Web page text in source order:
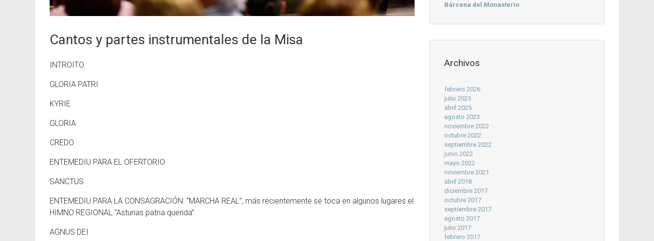
Cantos y partes instrumentales de la Misa
INTROITO
GLORIA PATRI
KYRIE
GLORIA
CREDO
ENTEMEDIU PARA EL OFERTORIO
SANCTUS
ENTEMEDIU PARA LA CONSAGRACIÓN: “MARCHA REAL”, más recientemente se toca en algunos lugares el
HIMNO REGIONAL “Asturias patria querida”
AGNUS DEI
Bárcena del Monasterio
Archivos
febrero 2026
julio 2025
abril 2025
agosto 2023
noviembre 2022
octubre 2022
septiembre 2022
junio 2022
mayo 2022
noviembre 2021
abril 2018
diciembre 2017
octubre 2017
septiembre 2017
agosto 2017
julio 2017
febrero 2017